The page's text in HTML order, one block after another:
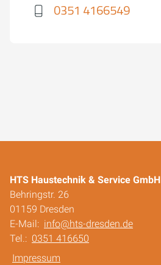
0351 4166549
HTS Haustechnik & Service GmbH
Behringstr. 26
01159 Dresden
E-Mail: info@hts-dresden.de
Tel.: 0351 416650
Impressum